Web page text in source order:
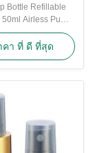
Bottle Refillable
Airless Pump
Airless Pump
airless pump
quality and
nature or
, matte surface
and lids or
thick material
high clear ...
คา ที่ ดี ที่สุด